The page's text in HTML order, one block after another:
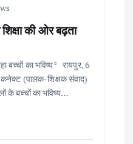
की ओर बढ़ता
बच्चों का भविष्य* रायपुर, 6
(पालक-शिक्षक संवाद)
के बच्चों का भविष्य…